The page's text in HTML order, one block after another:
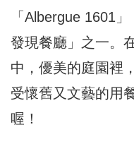
「Albergue 1601
發現餐廳」之一。
中，優美的庭園裡
受懷舊又文藝的用
喔！